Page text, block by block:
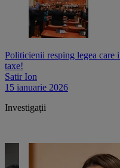
Politicienii resping legea care
taxe!
Satir Ion
15 ianuarie 2026
Investigații